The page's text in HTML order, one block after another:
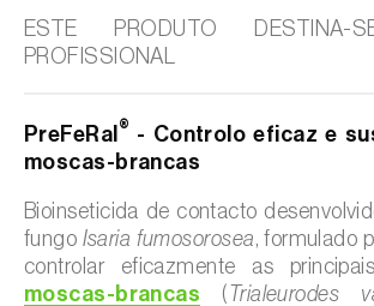
ESTE PRODUTO
PROFISSIONAL
PreFeRal ® - Controlo eficaz e
moscas-brancas
Bioinseticida de contacto
fungo Isaria fumosorosea, formulado
controlar eficazmente as
moscas-brancas ( Trialeurodes